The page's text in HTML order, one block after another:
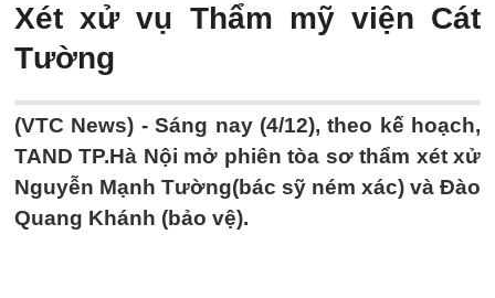
Xét xử vụ Thẩm mỹ viện Cát
Tường
(VTC News) - Sáng nay (4/12), theo kế hoạch,
TAND TP.Hà Nội mở phiên tòa sơ thẩm xét xử
Nguyễn Mạnh Tường(bác sỹ ném xác) và Đào
Quang Khánh (bảo vệ).